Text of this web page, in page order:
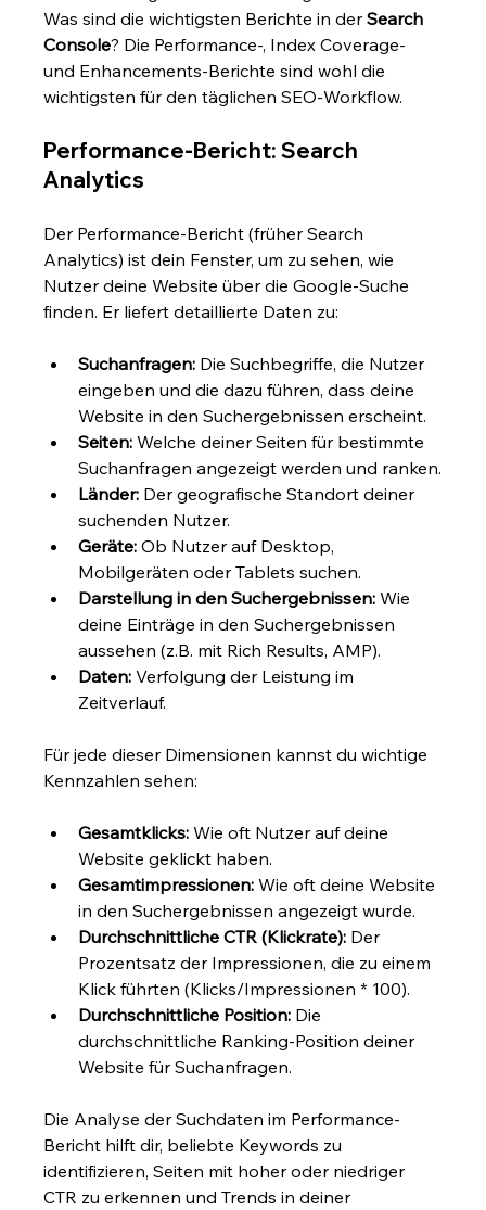
Was sind die wichtigsten Berichte in der Search
Console? Die Performance-, Index Coverage-
und Enhancements-Berichte sind wohl die
wichtigsten für den täglichen SEO-Workflow.
Performance-Bericht: Search
Analytics
Der Performance-Bericht (früher Search
Analytics) ist dein Fenster, um zu sehen, wie
Nutzer deine Website über die Google-Suche
finden. Er liefert detaillierte Daten zu:
Suchanfragen: Die Suchbegriffe, die Nutzer
eingeben und die dazu führen, dass deine
Website in den Suchergebnissen erscheint.
Seiten: Welche deiner Seiten für bestimmte
Suchanfragen angezeigt werden und ranken.
Länder: Der geografische Standort deiner
suchenden Nutzer.
Geräte: Ob Nutzer auf Desktop,
Mobilgeräten oder Tablets suchen.
Darstellung in den Suchergebnissen: Wie
deine Einträge in den Suchergebnissen
aussehen (z.B. mit Rich Results, AMP).
Daten: Verfolgung der Leistung im
Zeitverlauf.
Für jede dieser Dimensionen kannst du wichtige
Kennzahlen sehen:
Gesamtklicks: Wie oft Nutzer auf deine
Website geklickt haben.
Gesamtimpressionen: Wie oft deine Website
in den Suchergebnissen angezeigt wurde.
Durchschnittliche CTR (Klickrate): Der
Prozentsatz der Impressionen, die zu einem
Klick führten (Klicks/Impressionen * 100).
Durchschnittliche Position: Die
durchschnittliche Ranking-Position deiner
Website für Suchanfragen.
Die Analyse der Suchdaten im Performance-
Bericht hilft dir, beliebte Keywords zu
identifizieren, Seiten mit hoher oder niedriger
CTR zu erkennen und Trends in deiner